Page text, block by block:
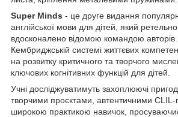
Super Minds - це друге видання
англійської мови для дітей, який
вдосконалено відомою командою
Кембриджській системі життєвих
на розвитку критичного та творчого
ключових когнітивних функцій для дітей.
Учні досліджуватимуть захоплюючі
творчими проєктами, автентичними CLIL-
широкою практикою навичок,